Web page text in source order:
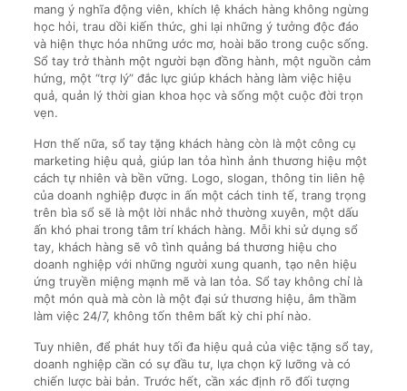
mang ý nghĩa động viên, khích lệ khách hàng không ngừng
học hỏi, trau dồi kiến thức, ghi lại những ý tưởng độc đáo
và hiện thực hóa những ước mơ, hoài bão trong cuộc sống.
Sổ tay trở thành một người bạn đồng hành, một nguồn cảm
hứng, một “trợ lý” đắc lực giúp khách hàng làm việc hiệu
quả, quản lý thời gian khoa học và sống một cuộc đời trọn
vẹn.
Hơn thế nữa, sổ tay tặng khách hàng còn là một công cụ
marketing hiệu quả, giúp lan tỏa hình ảnh thương hiệu một
cách tự nhiên và bền vững. Logo, slogan, thông tin liên hệ
của doanh nghiệp được in ấn một cách tinh tế, trang trọng
trên bìa sổ sẽ là một lời nhắc nhở thường xuyên, một dấu
ấn khó phai trong tâm trí khách hàng. Mỗi khi sử dụng sổ
tay, khách hàng sẽ vô tình quảng bá thương hiệu cho
doanh nghiệp với những người xung quanh, tạo nên hiệu
ứng truyền miệng mạnh mẽ và lan tỏa. Sổ tay không chỉ là
một món quà mà còn là một đại sứ thương hiệu, âm thầm
làm việc 24/7, không tốn thêm bất kỳ chi phí nào.
Tuy nhiên, để phát huy tối đa hiệu quả của việc tặng sổ tay,
doanh nghiệp cần có sự đầu tư, lựa chọn kỹ lưỡng và có
chiến lược bài bản. Trước hết, cần xác định rõ đối tượng